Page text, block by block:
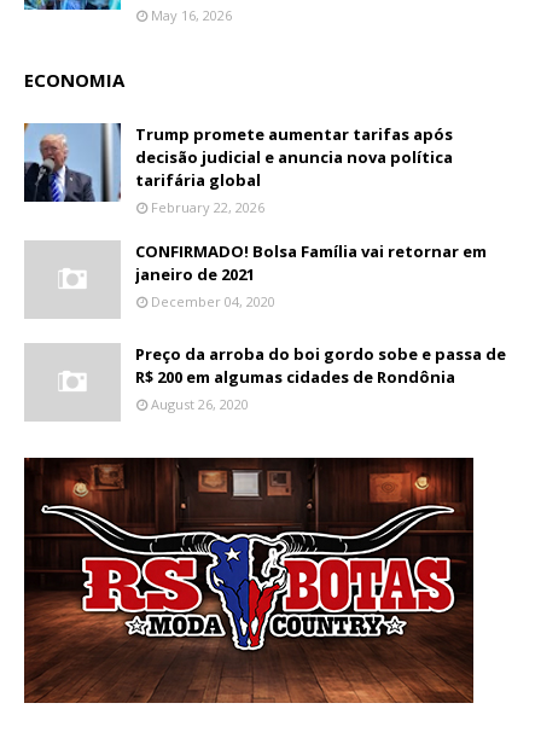
May 16, 2026
ECONOMIA
Trump promete aumentar tarifas após
decisão judicial e anuncia nova política
tarifária global
February 22, 2026
CONFIRMADO! Bolsa Família vai retornar em
janeiro de 2021
December 04, 2020
Preço da arroba do boi gordo sobe e passa de
R$ 200 em algumas cidades de Rondônia
August 26, 2020